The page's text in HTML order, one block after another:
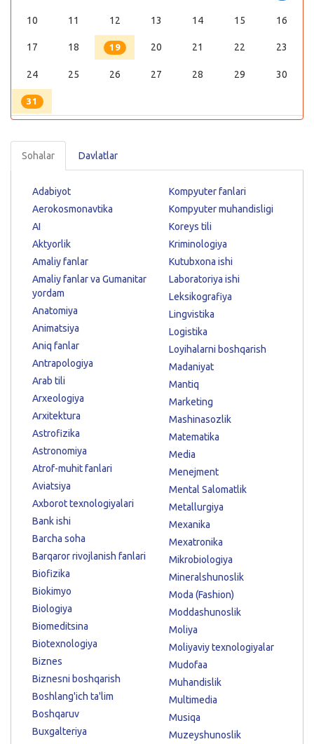
10 11 12 13 14 15 16
17 18 19 20 21 22 23
24 25 26 27 28 29 30
31
Sohalar Davlatlar
Adabiyot
Aerokosmonavtika
AI
Aktyorlik
Amaliy fanlar
Amaliy fanlar va Gumanitar
yordam
Anatomiya
Animatsiya
Aniq fanlar
Antrapologiya
Arab tili
Arxeologiya
Arxitektura
Astrofizika
Astronomiya
Atrof-muhit fanlari
Aviatsiya
Axborot texnologiyalari
Bank ishi
Barcha soha
Barqaror rivojlanish fanlari
Biofizika
Biokimyo
Biologiya
Biomeditsina
Biotexnologiya
Biznes
Biznesni boshqarish
Boshlang'ich ta'lim
Boshqaruv
Buxgalteriya
Kompyuter fanlari
Kompyuter muhandisligi
Koreys tili
Kriminologiya
Kutubxona ishi
Laboratoriya ishi
Leksikografiya
Lingvistika
Logistika
Loyihalarni boshqarish
Madaniyat
Mantiq
Marketing
Mashinasozlik
Matematika
Media
Menejment
Mental Salomatlik
Metallurgiya
Mexanika
Mexatronika
Mikrobiologiya
Mineralshunoslik
Moda (Fashion)
Moddashunoslik
Moliya
Moliyaviy texnologiyalar
Mudofaa
Muhandislik
Multimedia
Musiqa
Muzeyshunoslik